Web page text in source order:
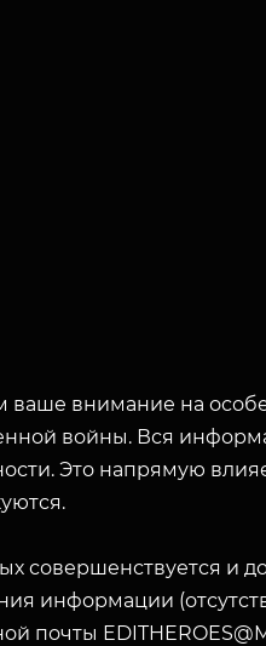
внимание на
войны. Вся
Это напрямую
совершенствуется и
информации
почты